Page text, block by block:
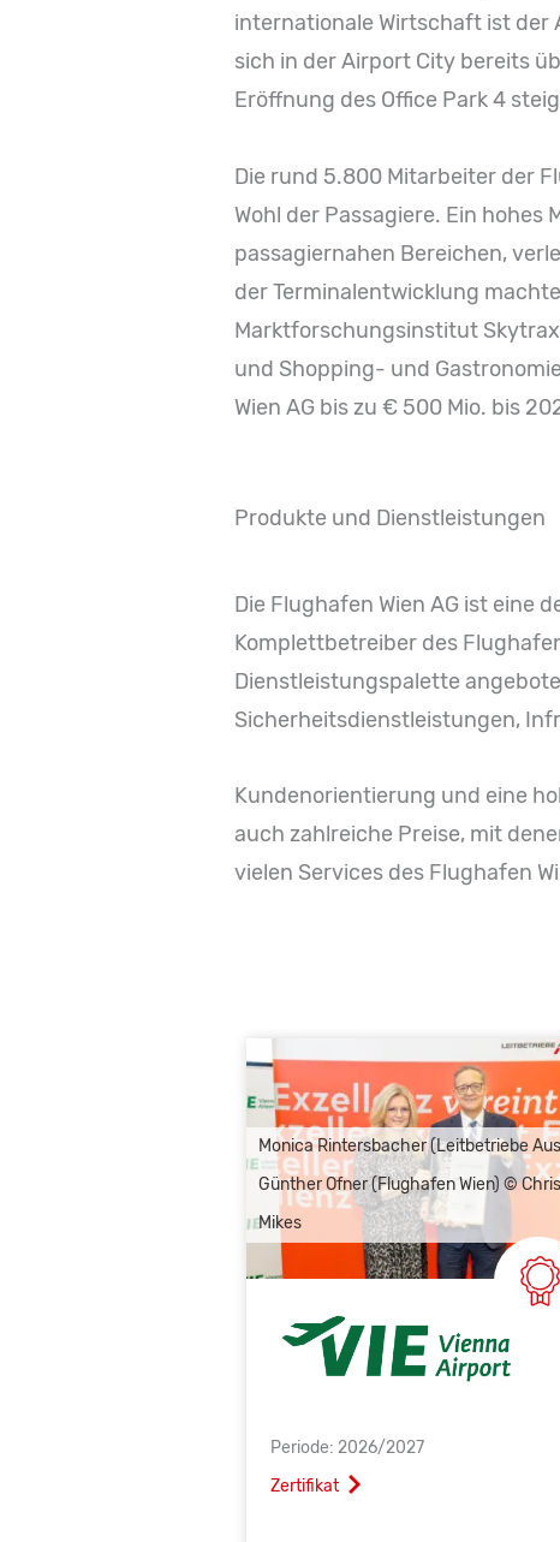
internationale Wirtschaft ist der
sich in der Airport City bereits
Eröffnung des Office Park 4
Die rund 5.800 Mitarbeiter der
Wohl der Passagiere. Ein
passagiernahen Bereichen,
der Terminalentwicklung
Marktforschungsinstitut
und Shopping- und
Wien AG bis zu € 500 Mio. bis
Produkte und Dienstleistungen
Die Flughafen Wien AG ist eine
Komplettbetreiber des
Dienstleistungspalette
Sicherheitsdienstleistungen,
Kundenorientierung und eine
auch zahlreiche Preise, mit
vielen Services des Flughafen
Monica Rintersbacher (Leitbetriebe
Günther Ofner (Flughafen Wien) ©
Mikes
Periode: 2026/2027
Zertifikat